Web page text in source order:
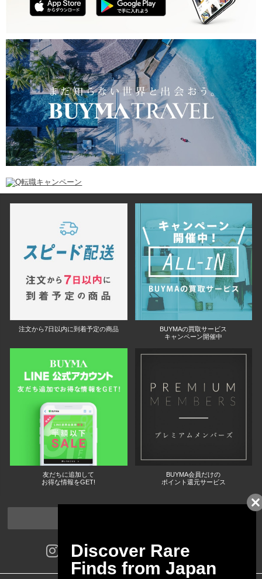
注文から7日以内に到着予定の商品
BUYMAの買取サービス
キャンペーン開催中
友だちに追加して
お得な情報をGET!
BUYMA会員だけの
ポイント還元サービス